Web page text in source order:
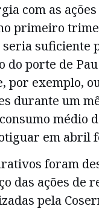
com as ações
primeiro
seria suficiente
do porte de
por exemplo,
durante um
médio
em abril
foram
das ações de
pela